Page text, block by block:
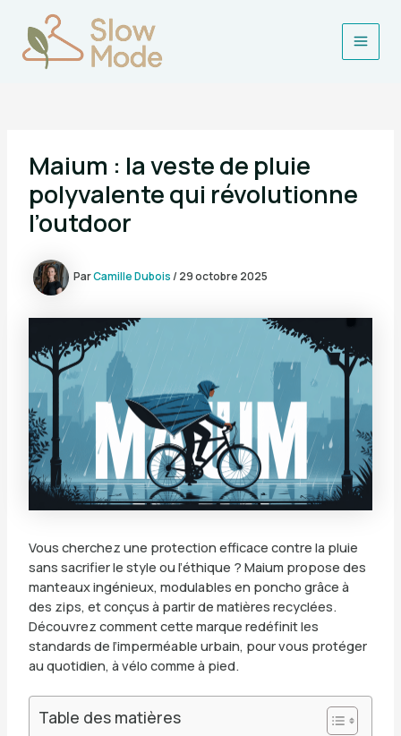
contenu
Main
Maium : la veste de pluie
polyvalente qui révolutionne
l’outdoor
ParCamille Dubois/ 29 octobre 2025
Vous cherchez une protection efficace contre la pluie
sans sacrifier le style ou l’éthique ? Maium propose des
manteaux ingénieux, modulables en poncho grâce à
des zips, et conçus à partir de matières recyclées.
Découvrez comment cette marque redéfinit les
standards de l’imperméable urbain, pour vous protéger
au quotidien, à vélo comme à pied.
Table des matières